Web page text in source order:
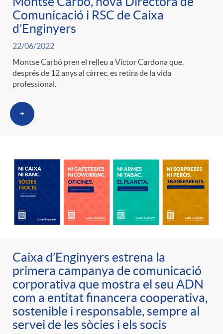
g
o
r
i
s
Comunicació i RSC de Caixa
d’Enginyers
22/06/2022
Montse Carbó pren el relleu a Víctor Cardona que,
després de 12 anys al càrrec, es retira de la vida
professional.
+
Caixa d’Enginyers estrena la
primera campanya de comunicació
corporativa que mostra el seu ADN
com a entitat financera cooperativa,
sostenible i responsable, sempre al
servei de les sòcies i els socis